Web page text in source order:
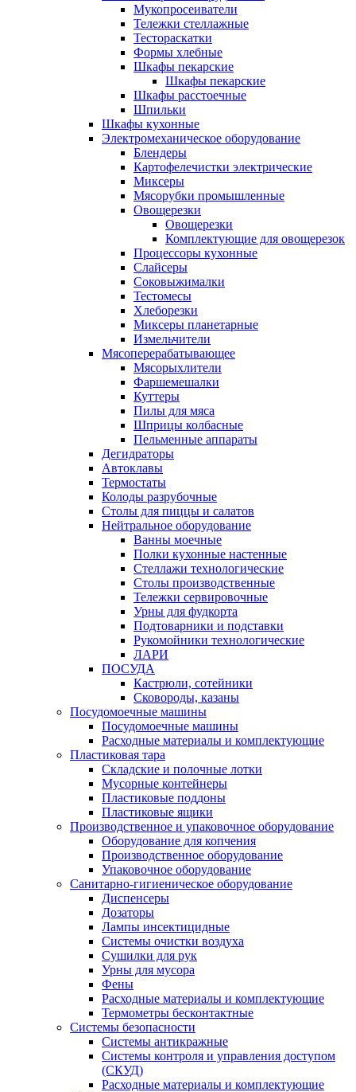
Мукопросеиватели
Тележки стеллажные
Тестораскатки
Формы хлебные
Шкафы пекарские
Шкафы пекарские
Шкафы расстоечные
Шпильки
Шкафы кухонные
Электромеханическое оборудование
Блендеры
Картофелечистки электрические
Миксеры
Мясорубки промышленные
Овощерезки
Овощерезки
Комплектующие для овощерезок
Процессоры кухонные
Слайсеры
Соковыжималки
Тестомесы
Хлеборезки
Миксеры планетарные
Измельчители
Мясоперерабатывающее
Мясорыхлители
Фаршемешалки
Куттеры
Пилы для мяса
Шприцы колбасные
Пельменные аппараты
Дегидраторы
Автоклавы
Термостаты
Колоды разрубочные
Столы для пиццы и салатов
Нейтральное оборудование
Ванны моечные
Полки кухонные настенные
Стеллажи технологические
Столы производственные
Тележки сервировочные
Урны для фудкорта
Подтоварники и подставки
Рукомойники технологические
ЛАРИ
ПОСУДА
Кастрюли, сотейники
Сковороды, казаны
Посудомоечные машины
Посудомоечные машины
Расходные материалы и комплектующие
Пластиковая тара
Складские и полочные лотки
Мусорные контейнеры
Пластиковые поддоны
Пластиковые ящики
Производственное и упаковочное оборудование
Оборудование для копчения
Производственное оборудование
Упаковочное оборудование
Санитарно-гигиеническое оборудование
Диспенсеры
Дозаторы
Лампы инсектицидные
Системы очистки воздуха
Сушилки для рук
Урны для мусора
Фены
Расходные материалы и комплектующие
Термометры бесконтактные
Системы безопасности
Системы антикражные
Системы контроля и управления доступом
(СКУД)
Расходные материалы и комплектующие